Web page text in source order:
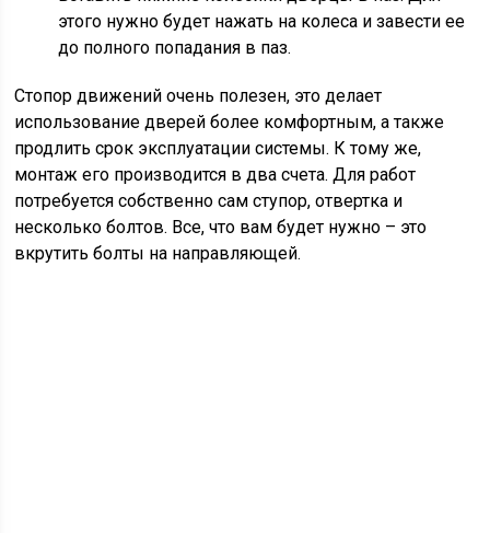
этого нужно будет нажать на колеса и завести ее
до полного попадания в паз.
Стопор движений очень полезен, это делает
использование дверей более комфортным, а также
продлить срок эксплуатации системы. К тому же,
монтаж его производится в два счета. Для работ
потребуется собственно сам ступор, отвертка и
несколько болтов. Все, что вам будет нужно – это
вкрутить болты на направляющей.